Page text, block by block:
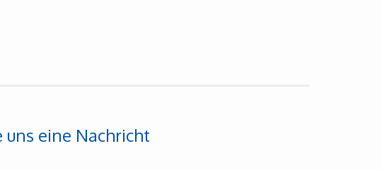
uns eine Nachricht